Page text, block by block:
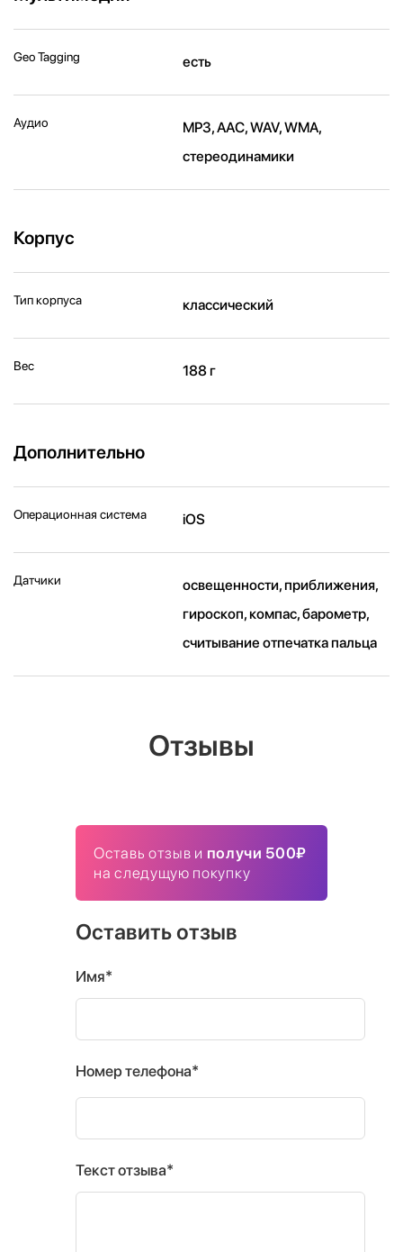
Geo Tagging есть
Аудио
MP3, AAC, WAV, WMA,
стереодинамики
Корпус
Тип корпуса классический
Вес 188 г
Дополнительно
Операционная система iOS
Датчики
освещенности, приближения,
гироскоп, компас, барометр,
считывание отпечатка пальца
Отзывы
Оставь отзыв и получи 500₽
на следущую покупку
Оставить отзыв
Имя*
Номер телефона*
Текст отзыва*